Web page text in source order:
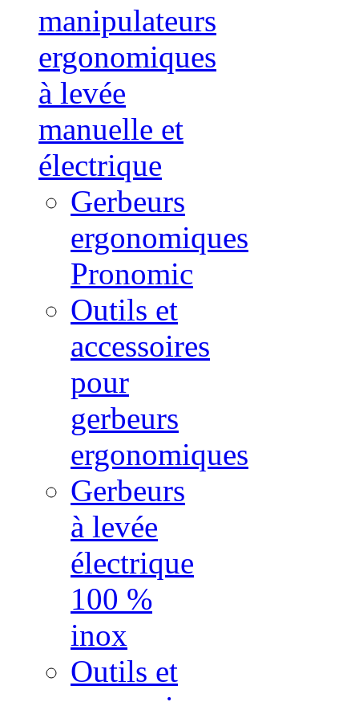
manipulateurs
ergonomiques
à levée
manuelle et
électrique
Gerbeurs
ergonomiques
Pronomic
Outils et
accessoires
pour
gerbeurs
ergonomiques
Gerbeurs
à levée
électrique
100 %
inox
Outils et